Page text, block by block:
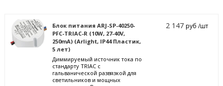
Блок питания ARJ-SP-40250-
PFC-TRIAC-R (10W, 27-40V,
250mA) (Arlight, IP44 Пластик,
5 лет)
Диммируемый источник тока по
стандарту TRIAC с
гальванической развязкой для
светильников и мощных
2 147руб /шт